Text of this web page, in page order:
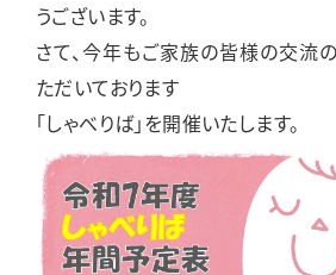
うございます。
さて、今年もご家族の皆様の交流
ただいております
「しゃべりば」を開催いたします。